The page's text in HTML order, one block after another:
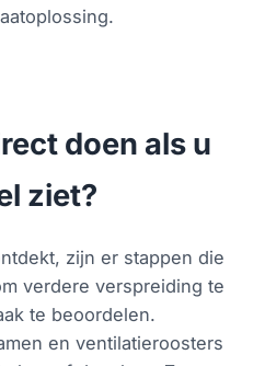
doen als u
ziet?
zijn er stappen die
verdere verspreiding te
te beoordelen.
en ventilatieroosters